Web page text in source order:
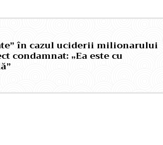
în cazul uciderii milionarului
condamnat: „Ea este cu